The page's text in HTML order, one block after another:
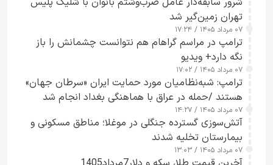
تهران زمین‌گیر شد
۰۷ مرداد ۱۴۰۵ / ۱۷:۲۴
ترامپ در مراسم گراهام هم نتوانست چشمانش را باز
نگه دارد+ ویدیو
۰۷ مرداد ۱۴۰۵ / ۱۷:۰۲
ترامپ: شبه‌نظامیان مورد حمایت ایران «سرطان جهان»
هستند /حمله در عراق با هماهنگی بغداد انجام شد
۰۷ مرداد ۱۴۰۵ / ۱۴:۲۷
آتش‌سوزی گسترده جنگلی در موغلا؛ مناطق مسکونی و
بیمارستان تخلیه شدند
۰۷ مرداد ۱۴۰۵ / ۱۳:۰۳